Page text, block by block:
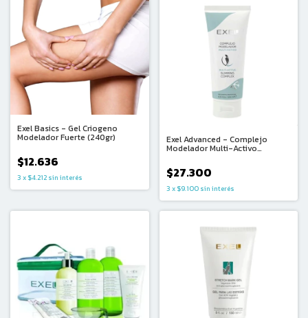
Exel Basics - Gel Criogeno
Modelador Fuerte (240gr)
$12.636
3 x $4.212 sin interés
Exel Advanced - Complejo
Modelador Multi-Activo
(200ml)
$27.300
3 x $9.100 sin interés